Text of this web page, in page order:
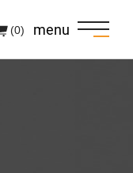
menu
(0)